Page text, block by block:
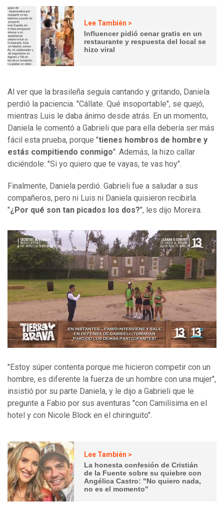
Lee También >
Influencer pidió cenar gratis en un
restaurante y respuesta del local se
hizo viral
Al ver que la brasileña seguía cantando y gritando, Daniela
perdió la paciencia. "Cállate. Qué insoportable", se quejó,
mientras Luis le daba ánimo desde atrás. En un momento,
Daniela le comentó a Gabrieli que para ella debería ser más
fácil esta prueba, porque "tienes hombros de hombre y
estás compitiendo conmigo". Además, la hizo callar
diciéndole: "Si yo quiero que te vayas, te vas hoy".
Finalmente, Daniela perdió. Gabrieli fue a saludar a sus
compañeros, pero ni Luis ni Daniela quisieron recibirla.
"¿Por qué son tan picados los dos?", les dijo Moreira.
"Estoy súper contenta porque me hicieron competir con un
hombre, es diferente la fuerza de un hombre con una mujer",
insistió por su parte Daniela, y le dijo a Gabrieli que le
pregunte a Fabio por sus aventuras "con Camilísima en el
hotel y con Nicole Block en el chiringuito".
Lee También >
La honesta confesión de Cristián
de la Fuente sobre su quiebre con
Angélica Castro: "No quiero nada,
no es el momento"